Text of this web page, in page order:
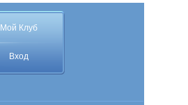
Мой Клуб
Вход